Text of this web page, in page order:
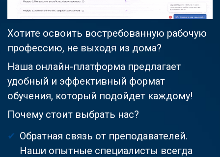
Хотите освоить востребованную рабочую
профессию, не выходя из дома?
Наша онлайн-платформа предлагает
удобный и эффективный формат
обучения, который подойдет каждому!
Почему стоит выбрать нас?
Обратная связь от преподавателей.
Наши опытные специалисты всегда